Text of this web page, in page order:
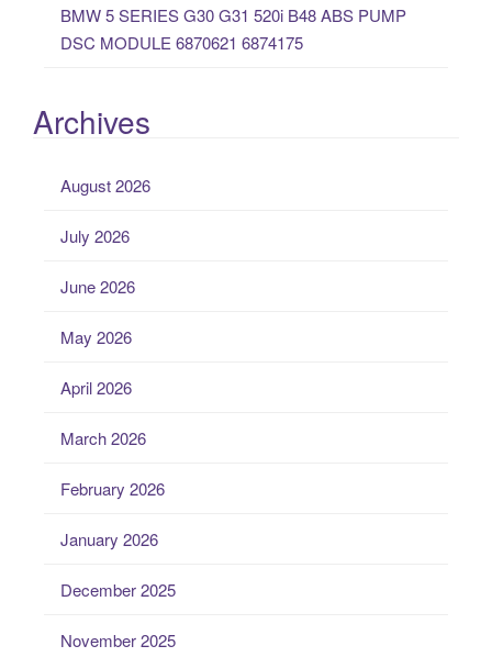
BMW 5 SERIES G30 G31 520i B48 ABS PUMP
DSC MODULE 6870621 6874175
Archives
August 2026
July 2026
June 2026
May 2026
April 2026
March 2026
February 2026
January 2026
December 2025
November 2025